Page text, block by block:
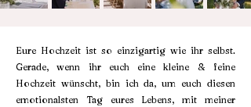
Eure Hochzeit ist so einzigartig wie ihr selbst.
Gerade, wenn ihr euch eine kleine & feine
Hochzeit wünscht, bin ich da, um euch diesen
emotionalsten Tag eures Lebens, mit meiner